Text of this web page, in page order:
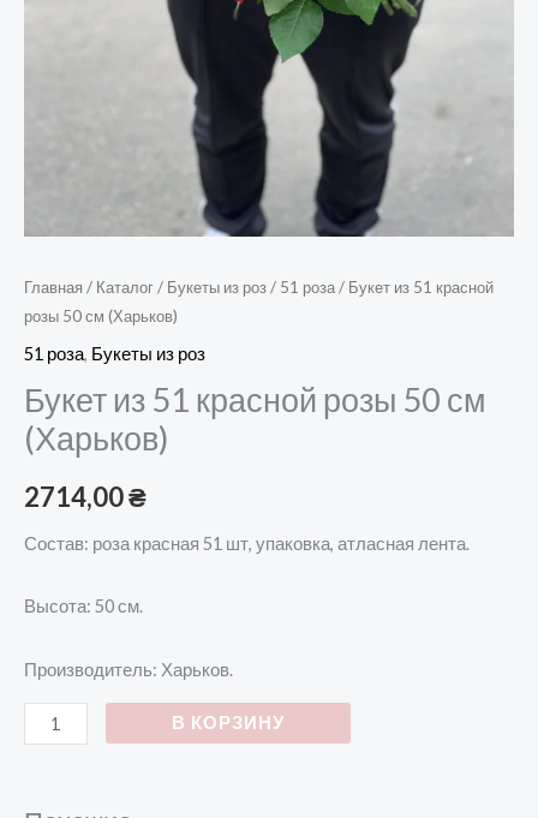
Главная / Каталог/ Букеты из роз/ 51 роза/ Букет из 51 красной
розы 50 см (Харьков)
51 роза, Букеты из роз
Букет из 51 красной розы 50 см
(Харьков)
2714,00₴
Состав: роза красная 51 шт, упаковка, атласная лента.
Высота: 50 см.
Производитель: Харьков.
В КОРЗИНУ